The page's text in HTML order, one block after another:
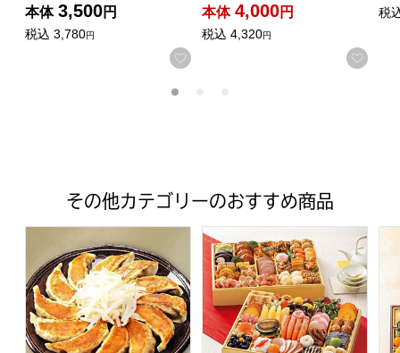
本体 3,500円
税込 3,780円
お気に入りに登録する
本体 4,000円
税込 4,320円
お気
税
その他カテゴリーのおすすめ商品
【浜松餃子の五味八珍】浜松餃子ギフトセット 14個×4袋
トップバリュ 和洋中特大二段